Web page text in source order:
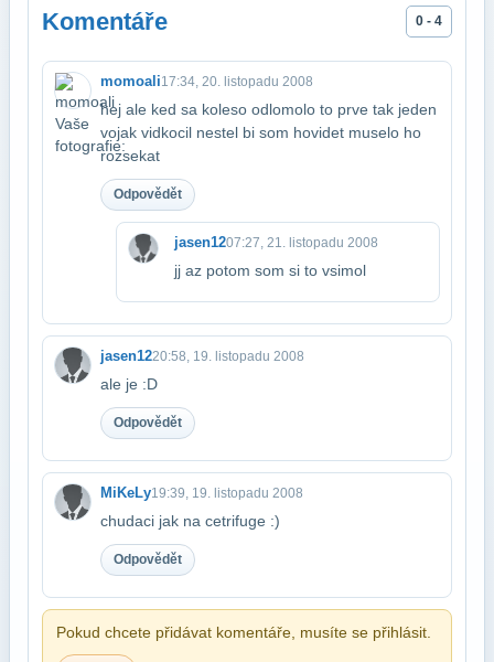
Komentáře 0 - 4
momoali17:34, 20. listopadu 2008
hej ale ked sa koleso odlomolo to prve tak jeden
vojak vidkocil nestel bi som ho​videt muselo ho
rozsekat
Odpovědět
jasen1207:27, 21. listopadu 2008
jj az potom som si to vsimol
jasen1220:58, 19. listopadu 2008
ale je :D
Odpovědět
MiKeLy19:39, 19. listopadu 2008
chudaci jak na cetrifuge :)
Odpovědět
Pokud chcete přidávat komentáře, musíte se přihlásit.